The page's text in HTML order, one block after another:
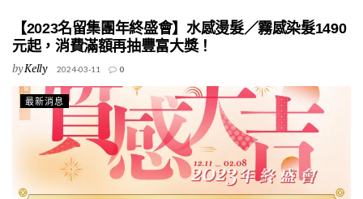
【2023名留集團年終盛會】水感燙髮／霧感染髮1490
元起，消費滿額再抽豐富大獎！
byKelly 2024-03-11 0
最新消息